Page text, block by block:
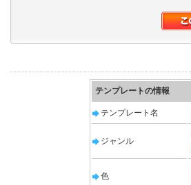
テンプレートの情報
テンプレート名
ジャンル
色